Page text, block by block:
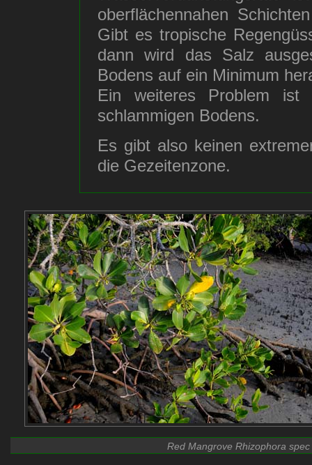
oberflächennahen
Gibt es tropische
dann wird das Salz
Bodens auf ein Minimum
Ein weiteres Problem ist
schlammigen Bodens.
Es gibt also keinen
die Gezeitenzone.
Red Mangrove Rhizophora